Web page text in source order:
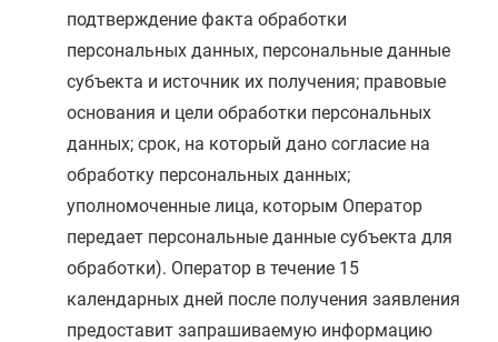
подтверждение факта обработки
персональных данных, персональные данные
субъекта и источник их получения; правовые
основания и цели обработки персональных
данных; срок, на который дано согласие на
обработку персональных данных;
уполномоченные лица, которым Оператор
передает персональные данные субъекта для
обработки). Оператор в течение 15
календарных дней после получения заявления
предоставит запрашиваемую информацию